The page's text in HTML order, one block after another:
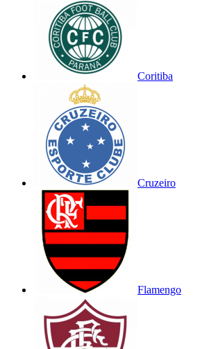
Coritiba
Cruzeiro
Flamengo